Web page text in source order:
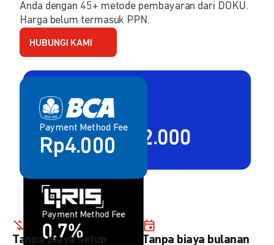
Anda dengan 45+ metode pembayaran dari DOKU.
Harga belum termasuk PPN.
HUBUNGI KAMI
Payment Method Fee
Rp4.000
Payment Method Fee
2,80% + Rp2.000
Payment Method Fee
0,7%
Payment Method Fee
1,5%
Tanpa biaya setup Tanpa biaya bulanan